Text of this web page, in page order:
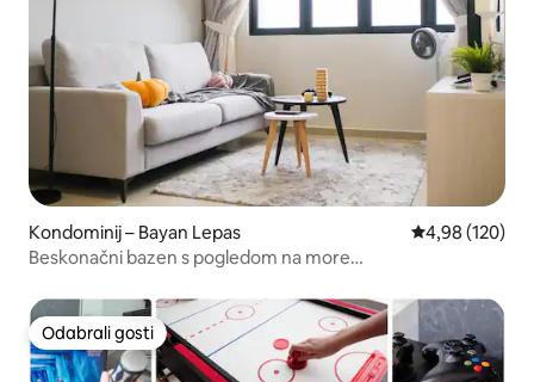
Kondominij – Bayan Lepas Prosječna
4,98 (120)
Beskonačni bazen s pogledom na more
Odabrali gosti
Odabrali gosti